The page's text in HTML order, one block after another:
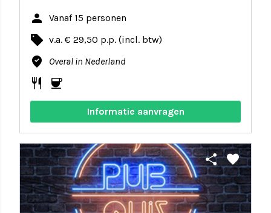
person Vanaf 15 personen
local_offer v.a. € 29,50 p.p. (incl. btw)
where_to_vote Overal in Nederland
restaurant coffee
Informatie aanvragen
share favorite